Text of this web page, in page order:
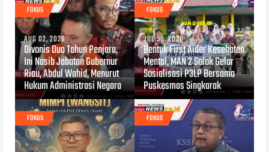
FOKUS
AUG 02, 2026
Divonis Dua Tahun Penjara,
Ini Nasib Jabatan Gubernur
Riau, Abdul Wahid, Menurut
Hukum Administrasi Negara
FOKUS
JUL 30, 2026
Bentuk First Aider Kesehatan
Mental, MAN 2 Solok Gelar
Sosialisasi P3LP Bersama
Puskesmas Singkarak
FOKUS FOKUS